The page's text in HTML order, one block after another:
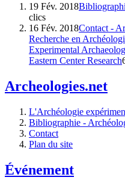
19 Fév. 2018
clics
16 Fév. 2018Contact -
Recherche en
Experimental
Eastern Center Research
Archeologies.net
L'Archéologie
Bibliographie -
Contact
Plan du site
Événement